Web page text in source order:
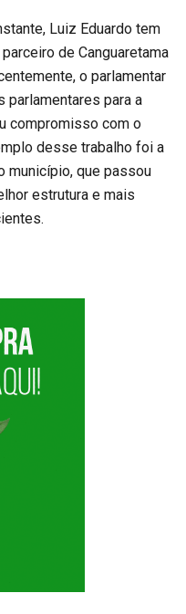
Luiz Eduardo tem
de Canguaretama
o parlamentar
parlamentares para a
compromisso com o
desse trabalho foi a
município, que passou
estrutura e mais